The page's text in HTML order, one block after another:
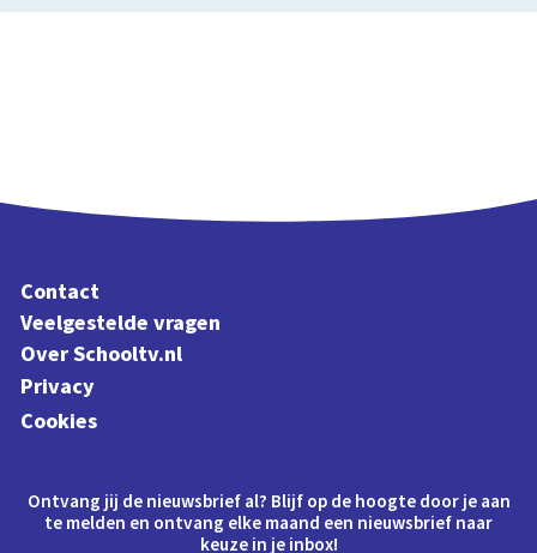
Contact
Veelgestelde vragen
Over Schooltv.nl
Privacy
Cookies
Ontvang jij de nieuwsbrief al? Blijf op de hoogte door je aan
te melden en ontvang elke maand een nieuwsbrief naar
keuze in je inbox!